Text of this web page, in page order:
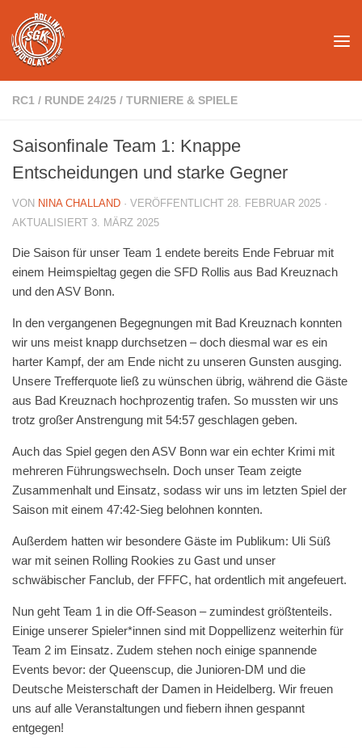
Unter dem Inhalt
RC1 / RUNDE 24/25 / TURNIERE & SPIELE
Saisonfinale Team 1: Knappe
Entscheidungen und starke Gegner
VON NINA CHALLAND · VERÖFFENTLICHT 28. FEBRUAR 2025 ·
AKTUALISIERT 3. MÄRZ 2025
Die Saison für unser Team 1 endete bereits Ende Februar mit
einem Heimspieltag gegen die SFD Rollis aus Bad Kreuznach
und den ASV Bonn.
In den vergangenen Begegnungen mit Bad Kreuznach konnten
wir uns meist knapp durchsetzen – doch diesmal war es ein
harter Kampf, der am Ende nicht zu unseren Gunsten ausging.
Unsere Trefferquote ließ zu wünschen übrig, während die Gäste
aus Bad Kreuznach hochprozentig trafen. So mussten wir uns
trotz großer Anstrengung mit 54:57 geschlagen geben.
Auch das Spiel gegen den ASV Bonn war ein echter Krimi mit
mehreren Führungswechseln. Doch unser Team zeigte
Zusammenhalt und Einsatz, sodass wir uns im letzten Spiel der
Saison mit einem 47:42-Sieg belohnen konnten.
Außerdem hatten wir besondere Gäste im Publikum: Uli Süß
war mit seinen Rolling Rookies zu Gast und unser
schwäbischer Fanclub, der FFFC, hat ordentlich mit angefeuert.
Nun geht Team 1 in die Off-Season – zumindest größtenteils.
Einige unserer Spieler*innen sind mit Doppellizenz weiterhin für
Team 2 im Einsatz. Zudem stehen noch einige spannende
Events bevor: der Queenscup, die Junioren-DM und die
Deutsche Meisterschaft der Damen in Heidelberg. Wir freuen
uns auf alle Veranstaltungen und fiebern ihnen gespannt
entgegen!